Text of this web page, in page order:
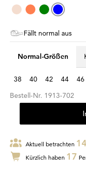
Fällt normal aus
Normal-Größen
38 40 42 44 46
Bestell-Nr. 1913-702
Aktuell betrachten 14
Kürzlich haben 17